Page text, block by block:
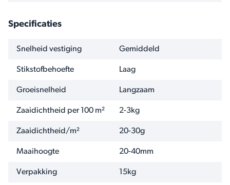
Specificaties
NAAM WAARDE
Snelheid vestiging Gemiddeld
Stikstofbehoefte Laag
Groeisnelheid Langzaam
Zaaidichtheid per 100 m² 2-3kg
Zaaidichtheid/m² 20-30g
Maaihoogte 20-40mm
Verpakking 15kg